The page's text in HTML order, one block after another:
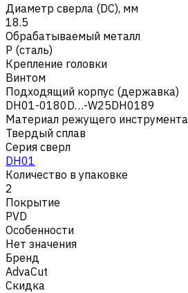
Диаметр сверла (DC), мм
18.5
Обрабатываемый металл
Р (сталь)
Крепление головки
Винтом
Подходящий корпус (державка)
DH01-0180D…-W25DH0189
Материал режущего инструмента
Твердый сплав
Серия сверл
DH01
Количество в упаковке
2
Покрытие
PVD
Особенности
Нет значения
Бренд
AdvaCut
Скидка